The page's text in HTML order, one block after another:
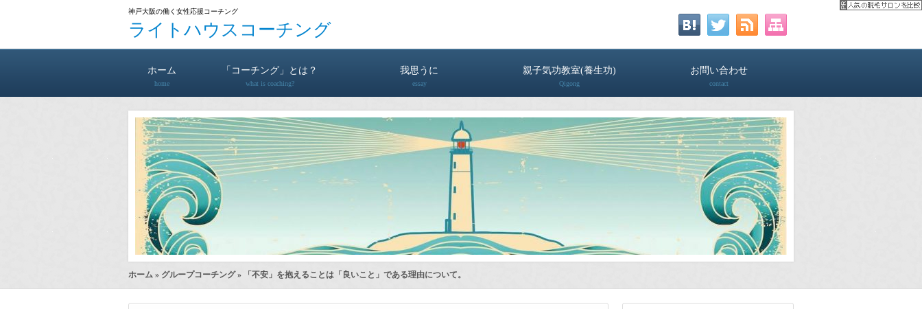
神戸大阪の働く女性応援コーチング
ライトハウスコーチング
ホーム
home
「コーチング」とは？
what is coaching?
我思うに
essay
親子気功教室(養生功)
Qigong
お問い合わせ
contact
ホーム » グループコーチング» 「不安」を抱えることは「良いこと」である理由について。